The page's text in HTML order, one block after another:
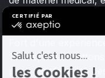
sur Tarn.
Fort d'une
15 ans, nous
pour satisfaire les